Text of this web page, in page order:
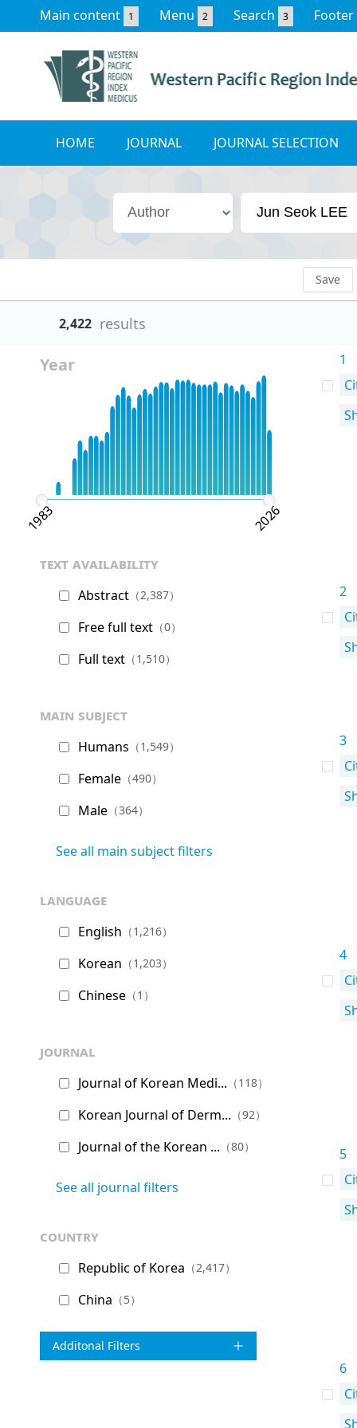
Main content 1 Menu 2 Search 3 Footer
HOME JOURNAL JOURNAL SELECTION
Save
2,422 results
Year
1983 2026
text availability
Abstract （2,387）
Free full text （0）
Full text （1,510）
main subject
Humans （1,549）
Female （490）
Male （364）
See all main subject filters
language
English （1,216）
Korean （1,203）
Chinese （1）
journal
Journal of Korean Medi... （118）
Korean Journal of Derm... （92）
Journal of the Korean ... （80）
See all journal filters
country
Republic of Korea （2,417）
China （5）
Additonal Filters
1
2
3
4
5
6